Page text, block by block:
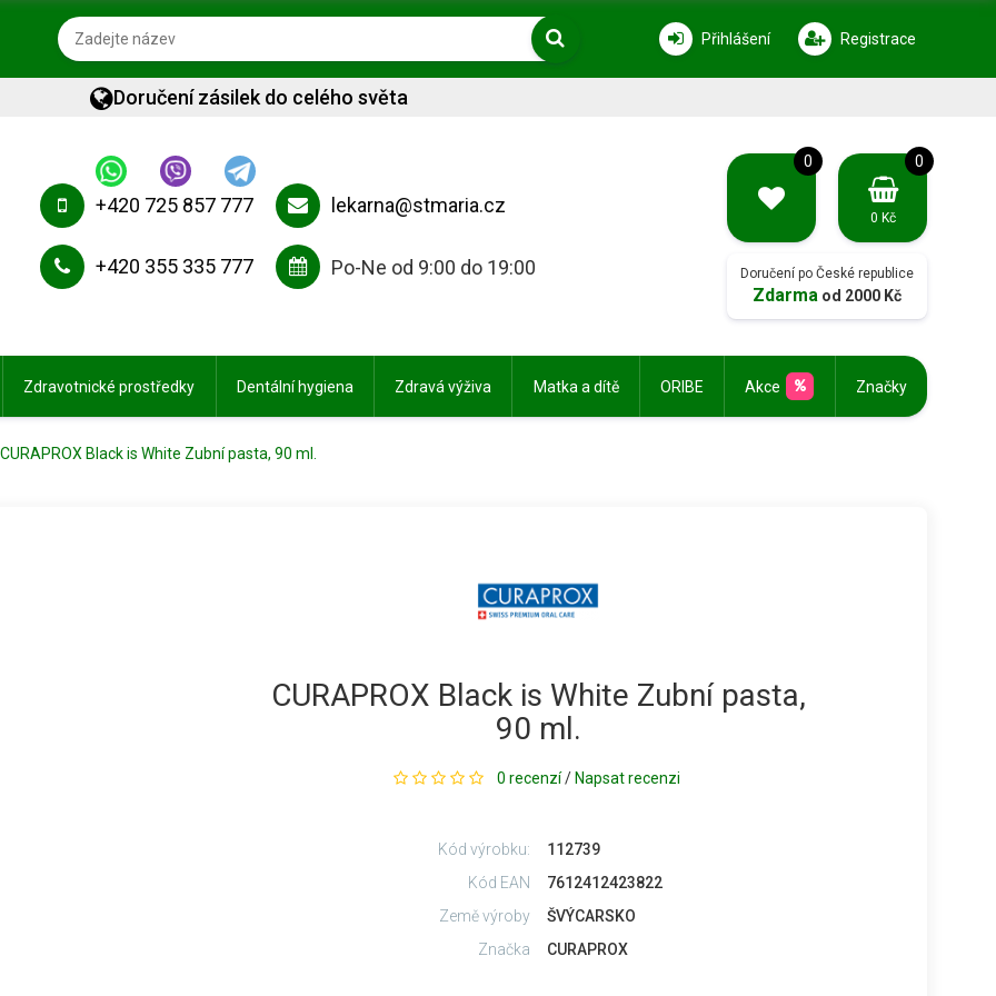
Přihlášení Registrace
Doručení zásilek do celého světa
+420 725 857 777
+420 355 335 777
lekarna@stmaria.cz
Po-Ne od 9:00 do 19:00
0 0
0 Kč
Doručení po České republice
Zdarma od 2000 Kč
Zdravotnické prostředky Dentální hygiena Zdravá výživa Matka a dítě ORIBE Akce Značky
CURAPROX Black is White Zubní pasta, 90 ml.
CURAPROX Black is White Zubní pasta,
90 ml.
0 recenzí/ Napsat recenzi
Kód výrobku:
112739
Kód EAN
7612412423822
Země výroby
ŠVÝCARSKO
Značka
CURAPROX